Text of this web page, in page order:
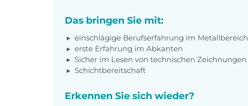
Das bringen Sie mit:
einschlägige Berufserfahrung im Metallbereich
erste Erfahrung im Abkanten
Sicher im Lesen von technischen Zeichnungen
Schichtbereitschaft
Erkennen Sie sich wieder?